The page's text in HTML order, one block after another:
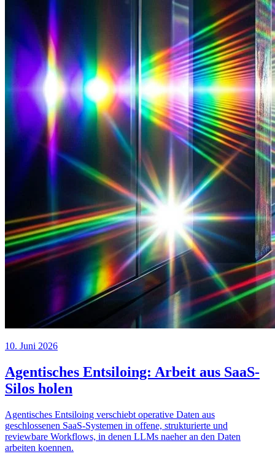
10. Juni 2026
Agentisches Entsiloing: Arbeit aus SaaS-
Silos holen
Agentisches Entsiloing verschiebt operative Daten aus
geschlossenen SaaS-Systemen in offene, strukturierte und
reviewbare Workflows, in denen LLMs naeher an den Daten
arbeiten koennen.